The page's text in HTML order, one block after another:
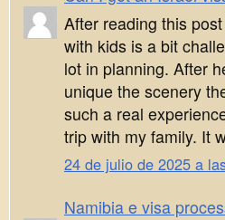
After reading this
with kids is a bit
lot in planning. After
unique the scenery
such a real
trip with my family. It
24 de julio de 2025 a
Namibia e visa